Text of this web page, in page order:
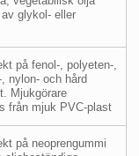
glykol- eller
på fenol-, polyeten-,
nylon- och hård
Mjukgörare
från mjuk PVC-plast
på neoprengummi